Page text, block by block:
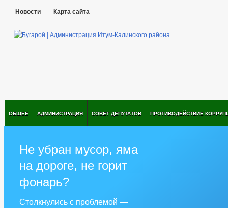
Новости Карта сайта
ОБЩЕЕ АДМИНИСТРАЦИЯ СОВЕТ ДЕПУТАТОВ ПРОТИВОДЕЙСТВИЕ
Не убран мусор, яма
на дороге, не горит
фонарь?
Столкнулись с проблемой —